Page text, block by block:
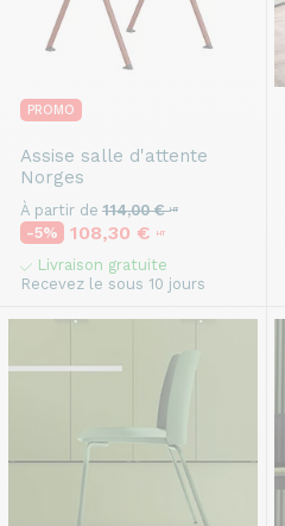
PROMO
Assise salle d'attente
Norges
À partir de 114,00 €HT
-5% 108,30 € HT
Livraison gratuite
Recevez le sous 10 jours